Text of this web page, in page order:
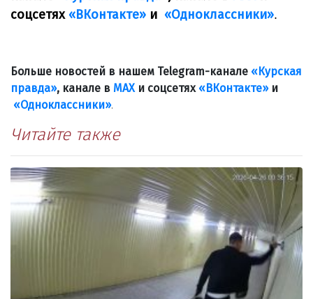
соцсетях «ВКонтакте» и «Одноклассники».
Больше новостей в нашем Telegram-канале «Курская
правда», канале в МАХ и соцсетях «ВКонтакте»и
«Одноклассники».
Читайте также